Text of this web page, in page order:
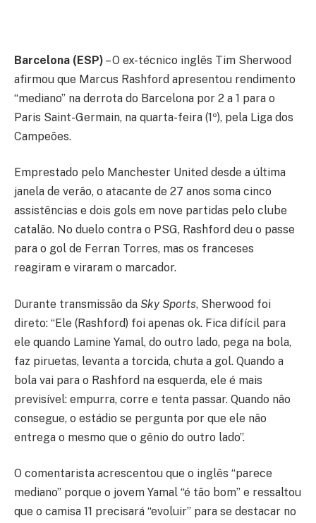
Barcelona (ESP) – O ex-técnico inglês Tim Sherwood
afirmou que Marcus Rashford apresentou rendimento
“mediano” na derrota do Barcelona por 2 a 1 para o
Paris Saint-Germain, na quarta-feira (1º), pela Liga dos
Campeões.
Emprestado pelo Manchester United desde a última
janela de verão, o atacante de 27 anos soma cinco
assistências e dois gols em nove partidas pelo clube
catalão. No duelo contra o PSG, Rashford deu o passe
para o gol de Ferran Torres, mas os franceses
reagiram e viraram o marcador.
Durante transmissão da Sky Sports, Sherwood foi
direto: “Ele (Rashford) foi apenas ok. Fica difícil para
ele quando Lamine Yamal, do outro lado, pega na bola,
faz piruetas, levanta a torcida, chuta a gol. Quando a
bola vai para o Rashford na esquerda, ele é mais
previsível: empurra, corre e tenta passar. Quando não
consegue, o estádio se pergunta por que ele não
entrega o mesmo que o gênio do outro lado”.
O comentarista acrescentou que o inglês “parece
mediano” porque o jovem Yamal “é tão bom” e ressaltou
que o camisa 11 precisará “evoluir” para se destacar no